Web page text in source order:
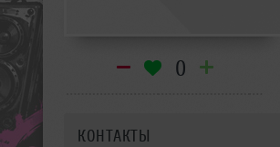
0
КОНТАКТЫ